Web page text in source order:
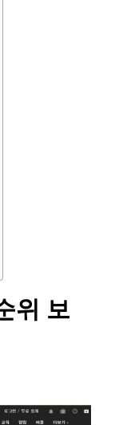
위 보